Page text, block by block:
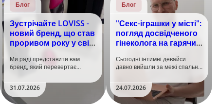
Блог
Зустрічайте LOVISS -
новий бренд, що став
проривом року у світі
Ми раді представити вам
бренд, який перевертає
та вже встиг стати сенсацією
на міжнародній виставці API
Shanghai-2026!​LOVISS - це
31.07.2026
Блог
"Секс-іграшки у місті":
погляд досвідченого
гінеколога на гарячий
Сьогодні інтимні девайси
давно вийшли за межі спальні.
безшумні моторчики та
стильний дизайн перетворили
їх на гаджет, який багато хто
24.07.2026